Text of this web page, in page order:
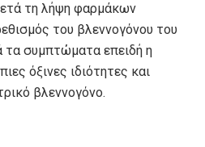
τη λήψη φαρμάκων
του βλεννογόνου του
τα συμπτώματα επειδή η
όξινες ιδιότητες και
βλεννογόνο.